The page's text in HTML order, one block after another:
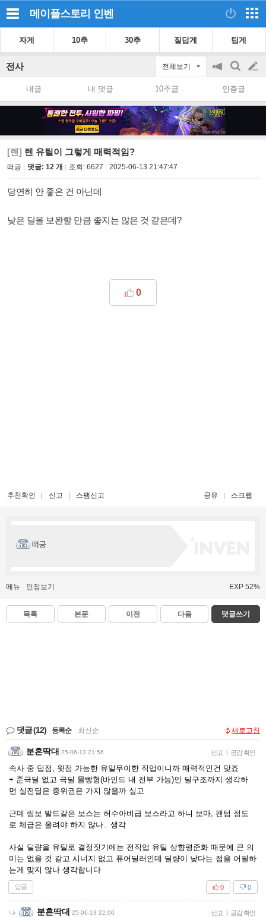
메이플스토리 인벤
자게 10추 30추 질답게 팁게
전사 전체보기
공
on/off
검
색
글
쓰
내글 내 댓글 10추글 인증글
[렌] 렌 유틸이 그렇게 매력적임?
떠긍 댓글: 12 개 조회: 6627 2025-06-13 21:47:47
당연히 안 좋은 건 아닌데
낮은 딜을 보완할 만큼 좋지는 않은 것 같은데?
0
추천확인 신고 스팸신고 공유 스크랩
떠긍
메뉴 인장보기 EXP 52%
목록 본문 이전 다음 댓글쓰기
댓글(12) 등록순 최신순 새로고침
분혼딱대 25-06-13 21:56 신고 | 공감 확인
속사 중 덥점, 윗점 가능한 유일무이한 직업이니까 매력적인건 맞죠
+ 준극딜 없고 극딜 몰빵형(바인드 내 전부 가능)인 딜구조까지 생각하
면 실전딜은 중위권은 가지 않을까 싶고
근데 림보 발드같은 보스는 허수아비급 보스라고 하니 보마, 팬텀 정도
로 체급은 올려야 하지 않나.. 생각
사실 딜량을 유틸로 결정짓기에는 전직업 유틸 상향평준화 때문에 큰 의
미는 없을 것 같고 시너지 없고 퓨어딜러인데 딜량이 낮다는 점을 어필하
는게 맞지 않나 생각합니다
답글 0
0
분혼딱대 25-06-13 22:00 신고 | 공감 확인